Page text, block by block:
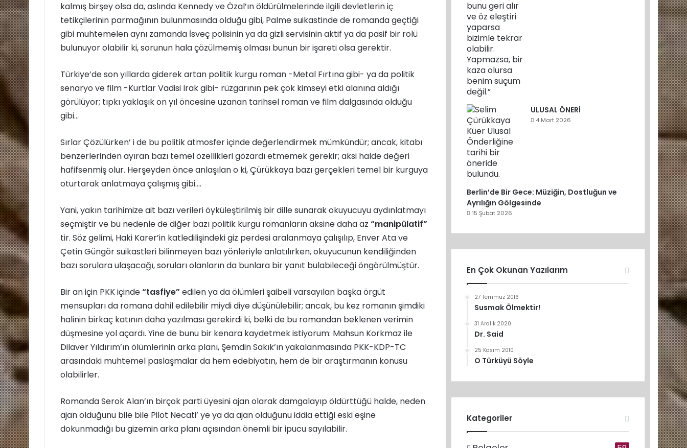
kalmış birşey olsa da, aslında Kennedy ve Özal’ın öldürülmelerinde ilgili devletlerin iç
tetikçilerinin parmağının bulunmasında olduğu gibi, Palme suikastinde de romanda geçtiği
gibi muhtemelen aynı zamanda İsveç polisinin ya da gizli servisinin aktif ya da pasif bir rolü
bulunuyor olabilir ki, sorunun hala çözülmemiş olması bunun bir işareti olsa gerektir.
Türkiye’de son yıllarda giderek artan politik kurgu roman -Metal Fırtına gibi- ya da politik
senaryo ve film -Kurtlar Vadisi Irak gibi- rüzgarının pek çok kimseyi etki alanına aldığı
görülüyor; tıpkı yaklaşık on yıl öncesine uzanan tarihsel roman ve film dalgasında olduğu
gibi…
Sırlar Çözülürken’ i de bu politik atmosfer içinde değerlendirmek mümkündür; ancak, kitabı
benzerlerinden ayıran bazı temel özellikleri gözardı etmemek gerekir; aksi halde değeri
hafifsenmiş olur. Herşeyden önce anlaşılan o ki, Çürükkaya bazı gerçekleri temel bir kurguya
oturtarak anlatmaya çalışmış gibi….
Yani, yakın tarihimize ait bazı verileri öyküleştirilmiş bir dille sunarak okuyucuyu aydınlatmayı
seçmiştir ve bu nedenle de diğer bazı politik kurgu romanların aksine daha az “manipülatif”
tir. Söz gelimi, Haki Karer’in katledilişindeki giz perdesi aralanmaya çalışılıp, Enver Ata ve
Çetin Güngör suikastleri bilinmeyen bazı yönleriyle anlatılırken, okuyucunun kendiliğinden
bazı sorulara ulaşacağı, soruları olanların da bunlara bir yanıt bulabileceği öngörülmüştür.
Bir an için PKK içinde“tasfiye” edilen ya da ölümleri şaibeli varsayılan başka örgüt
mensupları da romana dahil edilebilir miydi diye düşünülebilir; ancak, bu kez romanın şimdiki
halinin birkaç katının daha yazılması gerekirdi ki, belki de bu romandan beklenen verimin
düşmesine yol açardı. Yine de bunu bir kenara kaydetmek istiyorum: Mahsun Korkmaz ile
Dilaver Yıldırım’ın ölümlerinin arka planı, Şemdin Sakık’ın yakalanmasında PKK-KDP-TC
arasındaki muhtemel paslaşmalar da hem edebiyatın, hem de bir araştırmanın konusu
olabilirler.
Romanda Serok Alan’ın birçok parti üyesini ajan olarak damgalayıp öldürttüğü halde, neden
ajan olduğunu bile bile Pilot Necati’ ye ya da ajan olduğunu iddia ettiği eski eşine
dokunmadığı bu gizemin arka planı açısından önemli bir ipucu sayılabilir.
ULUSAL ÖNERİ
4 Mart 2026
Berlin’de Bir Gece: Müziğin, Dostluğun ve
Ayrılığın Gölgesinde
15 Şubat 2026
En Çok Okunan Yazılarım
27 Temmuz 2016
Susmak Ölmektir!
31 Aralık 2020
Dr. Said
25 Kasım 2010
O Türküyü Söyle
Kategoriler